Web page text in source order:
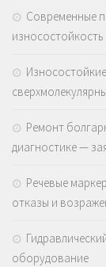
Современные
Ремонт
диагностике —
Речевые
отказы и
оборудование